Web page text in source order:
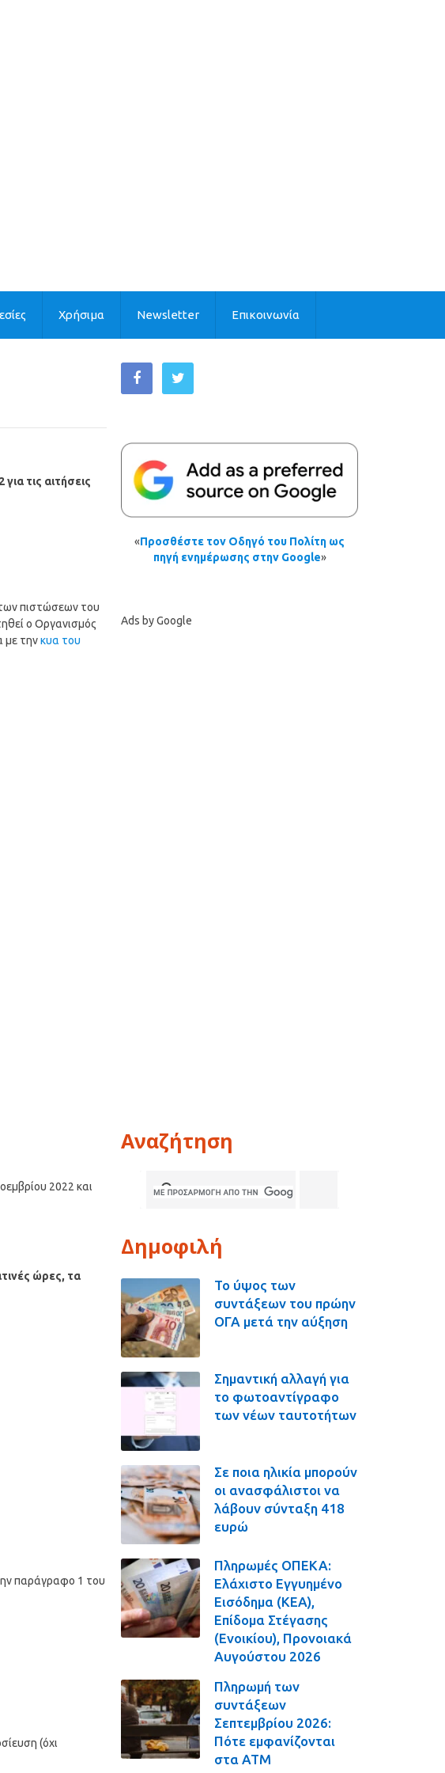
Χρήσιμα Newsletter Επικοινωνία
για τις αιτήσεις
πιστώσεων του
ο Οργανισμός
τηνκυα του
2022 και
ώρες, τα
παράγραφο 1 του
(όχι
«Προσθέστε τον Οδηγό του Πολίτη ως
πηγή ενημέρωσης στην Google»
Ads by Google
Αναζήτηση
Δημοφιλή
Το ύψος των
συντάξεων του πρώην
ΟΓΑ μετά την αύξηση
Σημαντική αλλαγή για
το φωτοαντίγραφο
των νέων ταυτοτήτων
Σε ποια ηλικία μπορούν
οι ανασφάλιστοι να
λάβουν σύνταξη 418
ευρώ
Πληρωμές ΟΠΕΚΑ:
Ελάχιστο Εγγυημένο
Εισόδημα (ΚΕΑ),
Επίδομα Στέγασης
(Ενοικίου), Προνοιακά
Αυγούστου 2026
Πληρωμή των
συντάξεων
Σεπτεμβρίου 2026:
Πότε εμφανίζονται
στα ΑΤΜ